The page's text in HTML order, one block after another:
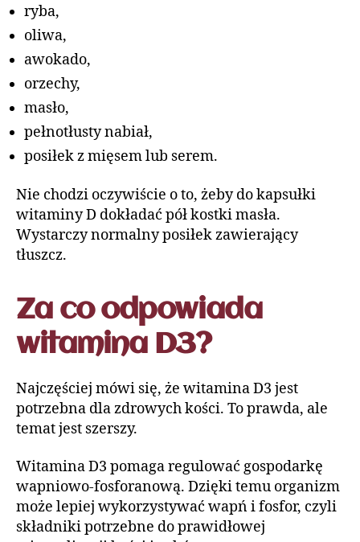
ryba,
oliwa,
awokado,
orzechy,
masło,
pełnotłusty nabiał,
posiłek z mięsem lub serem.
Nie chodzi oczywiście o to, żeby do kapsułki
witaminy D dokładać pół kostki masła.
Wystarczy normalny posiłek zawierający
tłuszcz.
Za co odpowiada
witamina D3?
Najczęściej mówi się, że witamina D3 jest
potrzebna dla zdrowych kości. To prawda, ale
temat jest szerszy.
Witamina D3 pomaga regulować gospodarkę
wapniowo-fosforanową. Dzięki temu organizm
może lepiej wykorzystywać wapń i fosfor, czyli
składniki potrzebne do prawidłowej